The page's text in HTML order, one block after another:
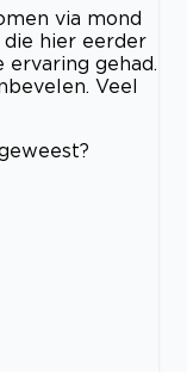
via mond
hier eerder
ervaring gehad.
Veel